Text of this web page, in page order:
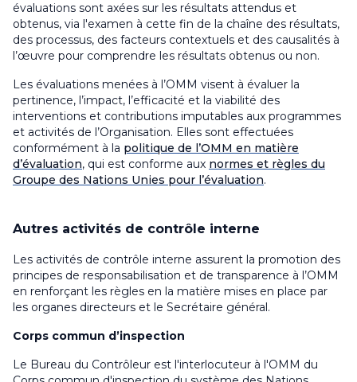
évaluations sont axées sur les résultats attendus et
obtenus, via l'examen à cette fin de la chaîne des résultats,
des processus, des facteurs contextuels et des causalités à
l’œuvre pour comprendre les résultats obtenus ou non.
Les évaluations menées à l’OMM visent à évaluer la
pertinence, l’impact, l’efficacité et la viabilité des
interventions et contributions imputables aux programmes
et activités de l’Organisation. Elles sont effectuées
conformément à la politique de l’OMM en matière
d’évaluation, qui est conforme aux normes et règles du
Groupe des Nations Unies pour l’évaluation.
Autres activités de contrôle interne
Les activités de contrôle interne assurent la promotion des
principes de responsabilisation et de transparence à l’OMM
en renforçant les règles en la matière mises en place par
les organes directeurs et le Secrétaire général.
Corps commun d’inspection
Le Bureau du Contrôleur est l'interlocuteur à l'OMM du